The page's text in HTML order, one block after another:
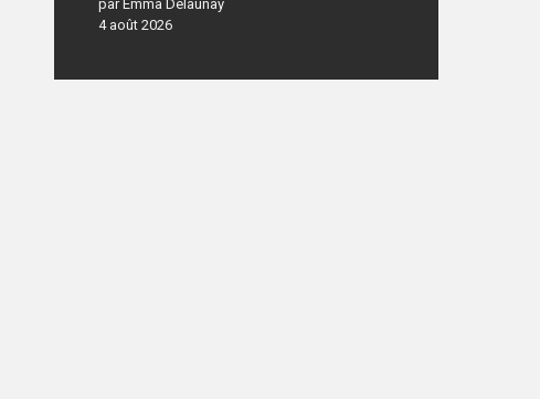
par Emma Delaunay
4 août 2026